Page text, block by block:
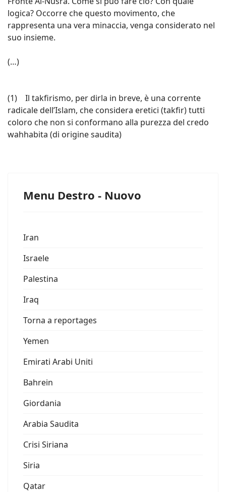
logica? Occorre che questo movimento, che
rappresenta una vera minaccia, venga considerato nel
suo insieme.
(…)
(1) Il takfirismo, per dirla in breve, è una corrente
radicale dell’Islam, che considera eretici (takfir) tutti
coloro che non si conformano alla purezza del credo
wahhabita (di origine saudita)
Menu Destro - Nuovo
Iran
Israele
Palestina
Iraq
Torna a reportages
Yemen
Emirati Arabi Uniti
Bahrein
Giordania
Arabia Saudita
Crisi Siriana
Siria
Qatar